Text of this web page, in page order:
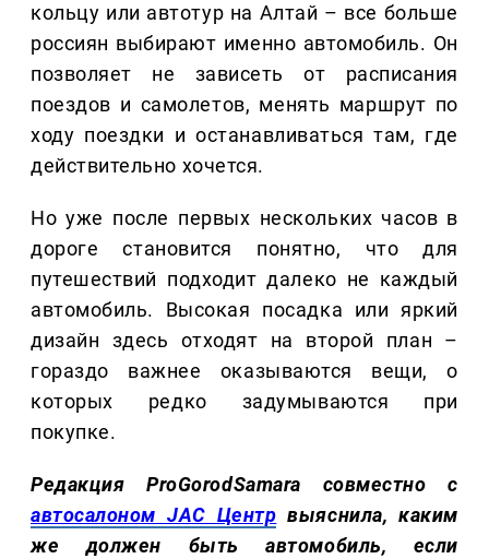
кольцу или автотур на Алтай – все больше
россиян выбирают именно автомобиль. Он
позволяет не зависеть от расписания
поездов и самолетов, менять маршрут по
ходу поездки и останавливаться там, где
действительно хочется.
Но уже после первых нескольких часов в
дороге становится понятно, что для
путешествий подходит далеко не каждый
автомобиль. Высокая посадка или яркий
дизайн здесь отходят на второй план –
гораздо важнее оказываются вещи, о
которых редко задумываются при
покупке.
Редакция ProGorodSamara совместно с
автосалоном JAC Центр выяснила, каким
же должен быть автомобиль, если